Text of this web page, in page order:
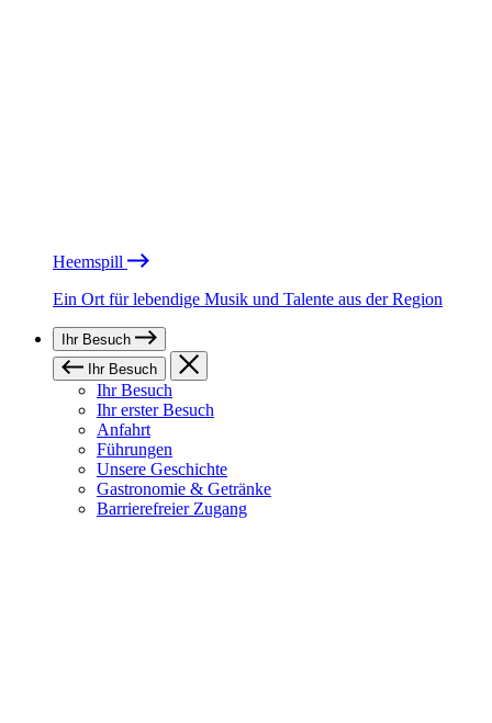
Heemspill
Ein Ort für lebendige Musik und Talente aus der Region
Ihr Besuch
Ihr Besuch
Ihr Besuch
Ihr erster Besuch
Anfahrt
Führungen
Unsere Geschichte
Gastronomie & Getränke
Barrierefreier Zugang